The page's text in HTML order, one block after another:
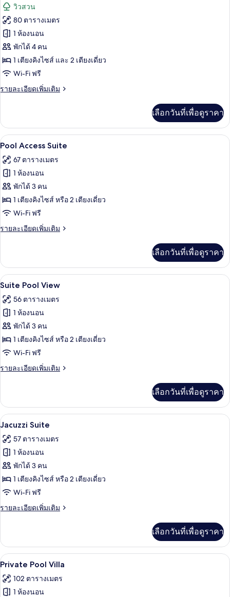
Suite
ภาพถ่าย
ทั้งหมด
ของ
Two
Bedroom
Suite
วิวสวน
80 ตารางเมตร
1 ห้องนอน
พักได้ 4 คน
1 เตียงคิงไซส์ และ 2 เตียงเดี่ยว
Wi-Fi ฟรี
รายละเอียดเพิ่มเติม
ราย
เกี่ยว
กับ
Two
Suite
เลือกวันที่เพื่อดูราคา
เปิด
ภาพถ่าย
ทั้งหมด
ของ
Pool
Access
Pool Access Suite | เครื่องนอนระดั
9
Pool Access Suite
67 ตารางเมตร
1 ห้องนอน
พักได้ 3 คน
1 เตียงคิงไซส์ หรือ 2 เตียงเดี่ยว
Wi-Fi ฟรี
รายละเอียดเพิ่มเติม
ราย
เกี่ยว
กับ
Pool
Suite
เลือกวันที่เพื่อดูราคา
เปิด
ภาพถ่าย
ทั้งหมด
ของ
Suite
Pool
Suite Pool View | เครื่องนอนระดับพ
9
Suite Pool View
56 ตารางเมตร
1 ห้องนอน
พักได้ 3 คน
1 เตียงคิงไซส์ หรือ 2 เตียงเดี่ยว
Wi-Fi ฟรี
รายละเอียดเพิ่มเติม
ราย
เกี่ยว
กับ
Suite
View
เลือกวันที่เพื่อดูราคา
เปิด
ภาพถ่าย
ทั้งหมด
ของ
Jacuzzi
Suite
Jacuzzi Suite | เครื่องนอนระดับพรีเ
9
Jacuzzi Suite
57 ตารางเมตร
1 ห้องนอน
พักได้ 3 คน
1 เตียงคิงไซส์ หรือ 2 เตียงเดี่ยว
Wi-Fi ฟรี
รายละเอียดเพิ่มเติม
ราย
เกี่ยว
กับ
Jacuzzi
เลือกวันที่เพื่อดูราคา
เปิด
ภาพถ่าย
ทั้งหมด
Private Pool Villa | เครื่องนอนระดับ
6
Private Pool Villa
102 ตารางเมตร
1 ห้องนอน